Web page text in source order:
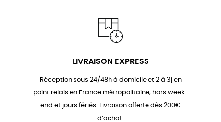
LIVRAISON EXPRESS
Réception sous 24/48h à domicile et 2 à 3j en
point relais en France métropolitaine, hors week-
end et jours fériés. Livraison offerte dès 200€
d’achat.